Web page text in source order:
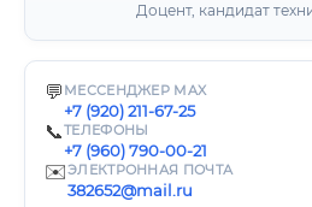
Доцент, кандидат
💬 МЕССЕНДЖЕР MAX
+7 (920) 211-67-25
📞ТЕЛЕФОНЫ
+7 (960) 790-00-21
✉️ЭЛЕКТРОННАЯ ПОЧТА
382652@mail.ru